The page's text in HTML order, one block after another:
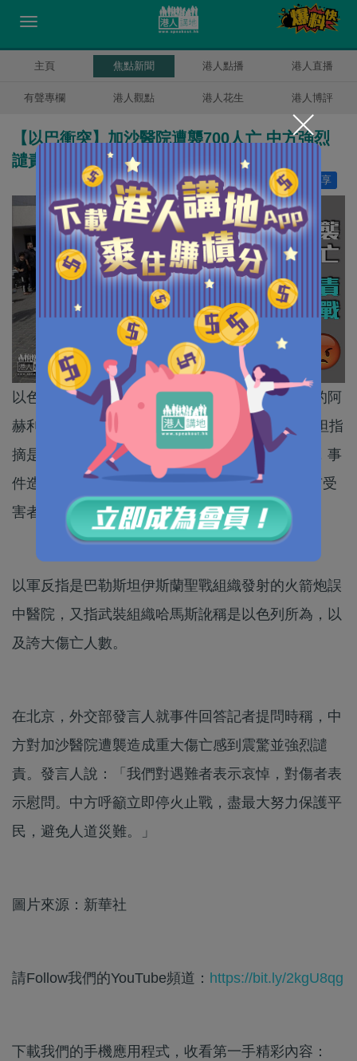
主頁 焦點新聞 港人點播 港人直播
有聲專欄 港人觀點 港人花生 港人博評
【以巴衝突】加沙醫院遭襲700人亡 中方強烈
譴責籲立即停火止戰
分享
讚好 44
以色列連日來對加沙地帶持續空襲，位於加沙城的阿
赫利阿拉伯醫院於周二（17日）晚遇襲，巴勒斯坦指
摘是以軍空襲所為。加沙地帶衞生部發言人指出，事
件造成多達700人死亡，數百人被困瓦礫下，所有受
害者都是平民。
以軍反指是巴勒斯坦伊斯蘭聖戰組織發射的火箭炮誤
中醫院，又指武裝組織哈馬斯訛稱是以色列所為，以
及誇大傷亡人數。
在北京，外交部發言人就事件回答記者提問時稱，中
方對加沙醫院遭襲造成重大傷亡感到震驚並強烈譴
責。發言人說：「我們對遇難者表示哀悼，對傷者表
示慰問。中方呼籲立即停火止戰，盡最大努力保護平
民，避免人道災難。」
圖片來源：新華社
請Follow我們的YouTube頻道： https://bit.ly/2kgU8qg
下載我們的手機應用程式，收看第一手精彩內容：